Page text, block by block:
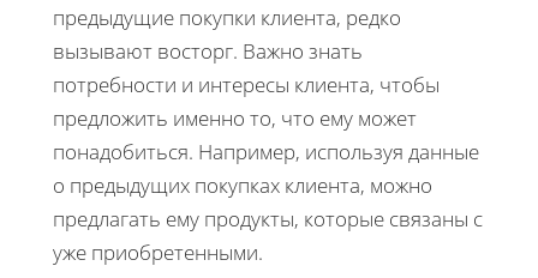
предыдущие покупки клиента, редко
вызывают восторг. Важно знать
потребности и интересы клиента, чтобы
предложить именно то, что ему может
понадобиться. Например, используя данные
о предыдущих покупках клиента, можно
предлагать ему продукты, которые связаны с
уже приобретенными.